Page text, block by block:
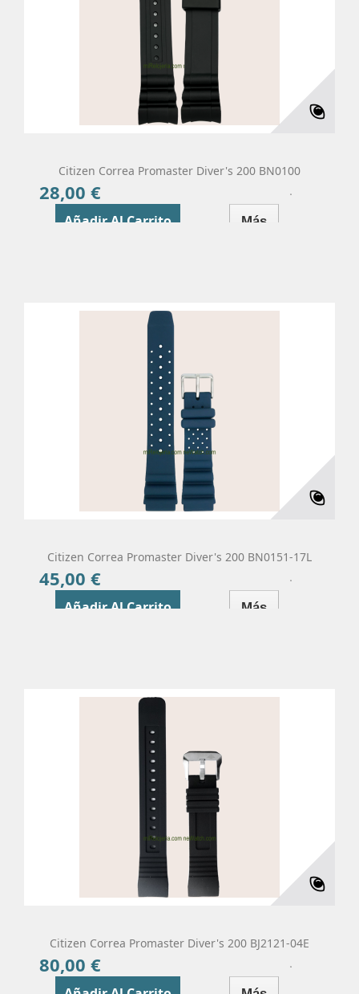
Citizen Correa Promaster Diver's 200 BN0100
28,00 €
Añadir Al Carrito Más
Citizen Correa Promaster Diver's 200 BN0151-17L
45,00 €
Añadir Al Carrito Más
Citizen Correa Promaster Diver's 200 BJ2121-04E
80,00 €